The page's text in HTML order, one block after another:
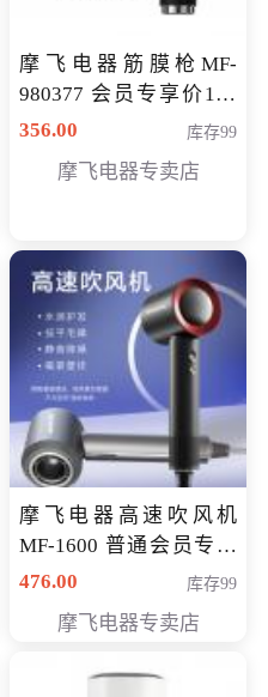
摩飞电器筋膜枪MF-
980377 会员专享价199
元
356.00 库存99
摩飞电器专卖店
摩飞电器高速吹风机
MF-1600 普通会员专享
价298元
476.00 库存99
摩飞电器专卖店